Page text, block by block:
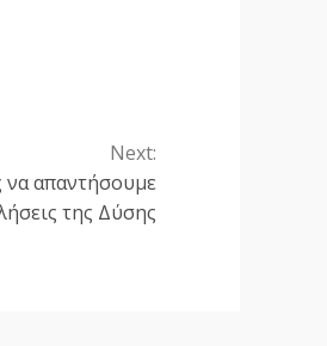
Next:
να απαντήσουμε
της Δύσης